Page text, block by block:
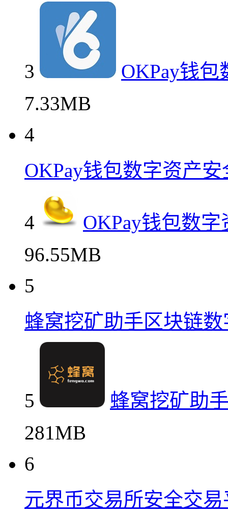
3
OKPay钱
7.33MB
4
OKPay钱包数字资产
4
OKPay钱包数
96.55MB
5
蜂窝挖矿助手区块链
5
蜂窝挖矿助
281MB
6
元界币交易所安全交